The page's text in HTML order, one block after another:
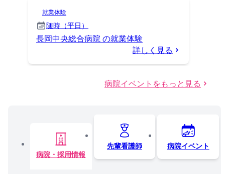
就業体験
随時（平日）
長岡中央総合病院 の就業体験
詳しく見る
病院イベントをもっと見る
病院・採用情報
先輩看護師 病院イベント